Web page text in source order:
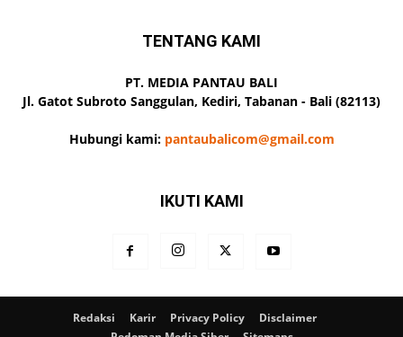
TENTANG KAMI
PT. MEDIA PANTAU BALI
Jl. Gatot Subroto Sanggulan, Kediri, Tabanan - Bali (82113)
Hubungi kami: pantaubalicom@gmail.com
IKUTI KAMI
Redaksi Karir Privacy Policy
Disclaimer